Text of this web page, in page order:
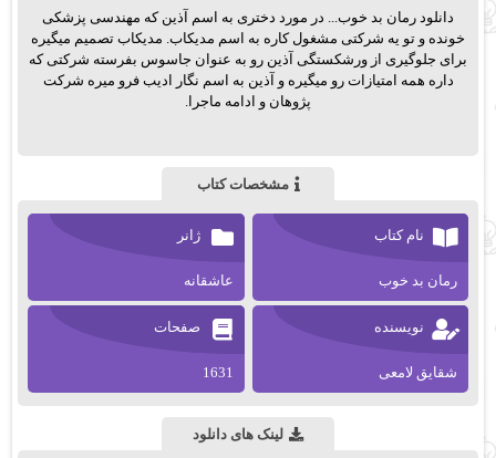
دانلود رمان بد خوب... در مورد دختری به اسم آذین که مهندسی پزشکی
خونده و تو یه شرکتی مشغول کاره به اسم مدیکاب. مدیکاب تصمیم میگیره
برای جلوگیری از ورشکستگی آذین رو به عنوان جاسوس بفرسته شرکتی که
داره همه امتیازات رو میگیره و آذین به اسم نگار ادیب فرو میره شرکت
پژوهان و ادامه ماجرا.
مشخصات کتاب
نام کتاب
رمان بد خوب
ژانر
عاشقانه
نویسنده
شقایق لامعی
صفحات
1631
لینک های دانلود